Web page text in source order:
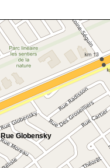
Rue Globensky